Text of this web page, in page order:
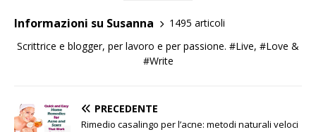
Informazioni su Susanna
1495 articoli
Scrittrice e blogger, per lavoro e per passione. #Live, #Love &
#Write
PRECEDENTE
Rimedio casalingo per l’acne: metodi naturali veloci